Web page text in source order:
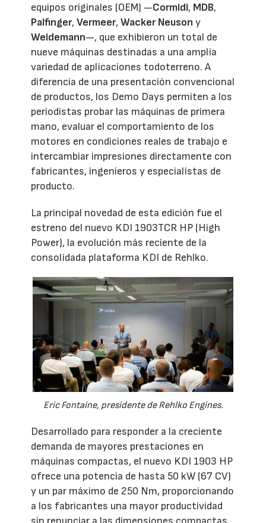
equipos originales (OEM) —Cormidi, MDB,
Palfinger,Vermeer,Wacker Neuson y
Weidemann—, que exhibieron un total de
nueve máquinas destinadas a una amplia
variedad de aplicaciones todoterreno. A
diferencia de una presentación convencional
de productos, los Demo Days permiten a los
periodistas probar las máquinas de primera
mano, evaluar el comportamiento de los
motores en condiciones reales de trabajo e
intercambiar impresiones directamente con
fabricantes, ingenieros y especialistas de
producto.
La principal novedad de esta edición fue el
estreno del nuevo KDI 1903TCR HP (High
Power), la evolución más reciente de la
consolidada plataforma KDI de Rehlko.
Eric Fontaine, presidente de Rehlko Engines.
Desarrollado para responder a la creciente
demanda de mayores prestaciones en
máquinas compactas, el nuevo KDI 1903 HP
ofrece una potencia de hasta 50 kW (67 CV)
y un par máximo de 250 Nm, proporcionando
a los fabricantes una mayor productividad